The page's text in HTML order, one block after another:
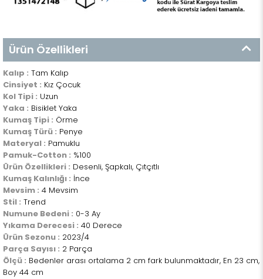
Ürün Özellikleri
Kalıp : Tam Kalıp
Cinsiyet : Kız Çocuk
Kol Tipi : Uzun
Yaka : Bisiklet Yaka
Kumaş Tipi : Örme
Kumaş Türü : Penye
Materyal : Pamuklu
Pamuk-Cotton : %100
Ürün Özellikleri : Desenli, Şapkalı, Çıtçıtlı
Kumaş Kalınlığı : İnce
Mevsim : 4 Mevsim
Stil : Trend
Numune Bedeni : 0-3 Ay
Yıkama Derecesi : 40 Derece
Ürün Sezonu : 2023/4
Parça Sayısı : 2 Parça
Ölçü : Bedenler arası ortalama 2 cm fark bulunmaktadır, En 23 cm,
Boy 44 cm